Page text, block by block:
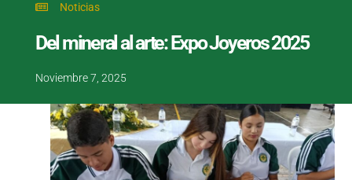
Noticias
Del mineral al arte: Expo Joyeros 2025
Noviembre 7, 2025